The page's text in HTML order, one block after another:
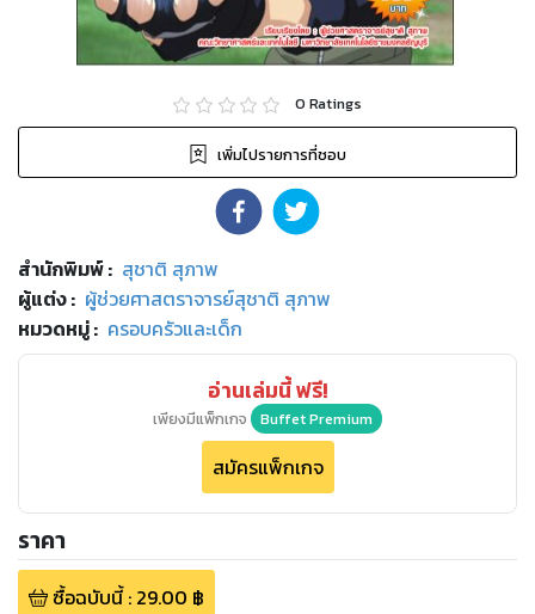
0 Ratings
เพิ่มไปรายการที่ชอบ
สำนักพิมพ์: สุชาติ สุภาพ
ผู้แต่ง : ผู้ช่วยศาสตราจารย์สุชาติ สุภาพ
หมวดหมู่: ครอบครัวและเด็ก
อ่านเล่มนี้ ฟรี!
เพียงมีแพ็กเกจ Buffet Premium
สมัครแพ็กเกจ
ราคา
ซื้อฉบับนี้: 29.00 ฿